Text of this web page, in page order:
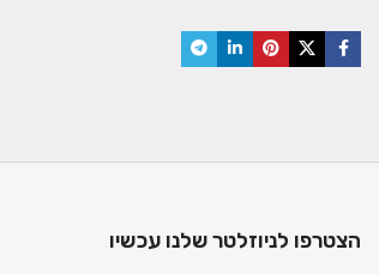
הצטרפו לניוזלטר שלנו עכשיו